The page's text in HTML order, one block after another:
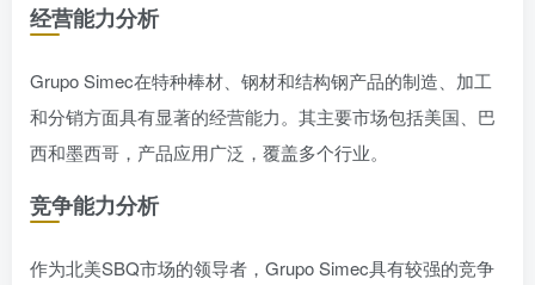
经营能力分析
Grupo Simec在特种棒材、钢材和结构钢产品的制造、加工
和分销方面具有显著的经营能力。其主要市场包括美国、巴
西和墨西哥，产品应用广泛，覆盖多个行业。
竞争能力分析
作为北美SBQ市场的领导者，Grupo Simec具有较强的竞争